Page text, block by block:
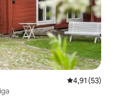
4,91 de uma
4,91 (53)